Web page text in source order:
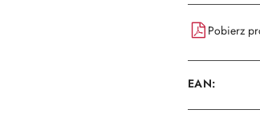
Pobierz
EAN: